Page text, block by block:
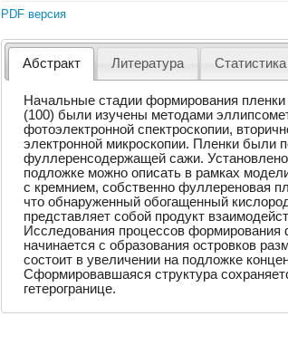
PDF версия
Абстракт Литература
Начальные стадии формирования
(100) были изучены методами
фотоэлектронной спектроскопии,
электронной микроскопии. Пленки были
фуллеренсодержащей сажи.
подложке можно описать в рамках
с кремнием, собственно фуллереновая
что обнаруженный обогащенный
представляет собой продукт
Исследования процессов формирования
начинается с образования островков
состоит в увеличении на подложке
Сформировавшаяся структура
гетерогранице.